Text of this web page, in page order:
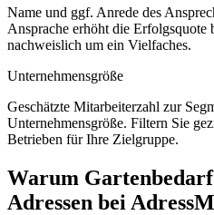
Name und ggf. Anrede des
Ansprache erhöht die
nachweislich um ein Vielfaches.
Unternehmensgröße
Geschätzte Mitarbeiterzahl zur
Unternehmensgröße. Filtern Sie
Betrieben für Ihre Zielgruppe.
Warum
Adressen bei